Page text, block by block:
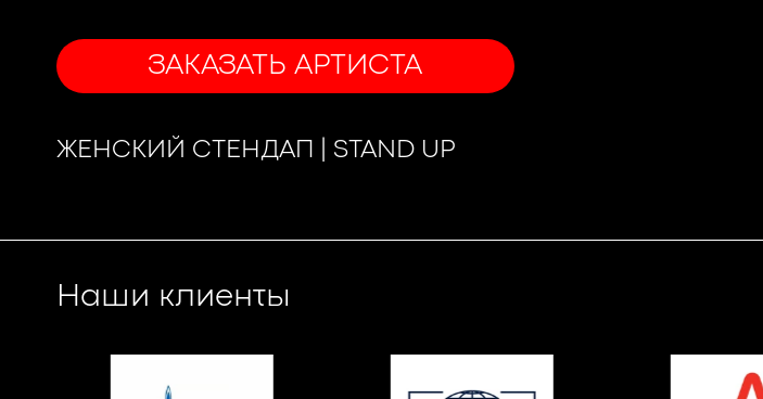
ЗАКАЗАТЬ АРТИСТА
ЖЕНСКИЙ СТЕНДАП | STAND UP
Наши клиенты